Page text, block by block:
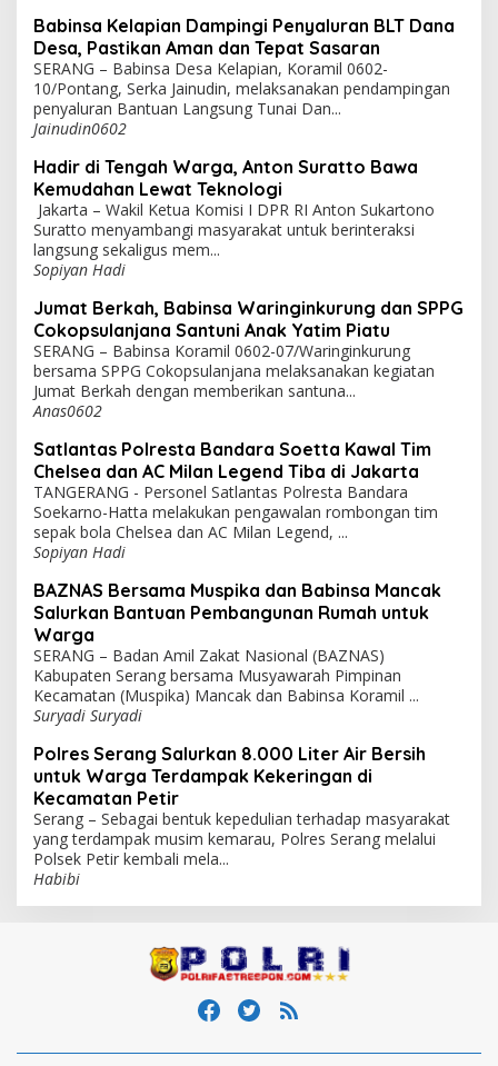
Babinsa Kelapian Dampingi Penyaluran BLT Dana
Desa, Pastikan Aman dan Tepat Sasaran
SERANG – Babinsa Desa Kelapian, Koramil 0602-
10/Pontang, Serka Jainudin, melaksanakan pendampingan
penyaluran Bantuan Langsung Tunai Dan...
Jainudin0602
Hadir di Tengah Warga, Anton Suratto Bawa
Kemudahan Lewat Teknologi
Jakarta – Wakil Ketua Komisi I DPR RI Anton Sukartono
Suratto menyambangi masyarakat untuk berinteraksi
langsung sekaligus mem...
Sopiyan Hadi
Jumat Berkah, Babinsa Waringinkurung dan SPPG
Cokopsulanjana Santuni Anak Yatim Piatu
SERANG – Babinsa Koramil 0602-07/Waringinkurung
bersama SPPG Cokopsulanjana melaksanakan kegiatan
Jumat Berkah dengan memberikan santuna...
Anas0602
Satlantas Polresta Bandara Soetta Kawal Tim
Chelsea dan AC Milan Legend Tiba di Jakarta
TANGERANG - Personel Satlantas Polresta Bandara
Soekarno-Hatta melakukan pengawalan rombongan tim
sepak bola Chelsea dan AC Milan Legend, ...
Sopiyan Hadi
BAZNAS Bersama Muspika dan Babinsa Mancak
Salurkan Bantuan Pembangunan Rumah untuk
Warga
SERANG – Badan Amil Zakat Nasional (BAZNAS)
Kabupaten Serang bersama Musyawarah Pimpinan
Kecamatan (Muspika) Mancak dan Babinsa Koramil ...
Suryadi Suryadi
Polres Serang Salurkan 8.000 Liter Air Bersih
untuk Warga Terdampak Kekeringan di
Kecamatan Petir
Serang – Sebagai bentuk kepedulian terhadap masyarakat
yang terdampak musim kemarau, Polres Serang melalui
Polsek Petir kembali mela...
Habibi